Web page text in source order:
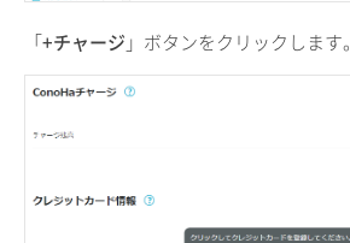
「+チャージ 」ボタンをクリックします。